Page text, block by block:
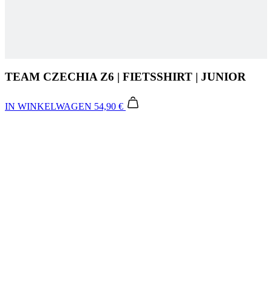
TEAM CZECHIA Z6 | FIETSSHIRT | JUNIOR
IN WINKELWAGEN 54,90 €